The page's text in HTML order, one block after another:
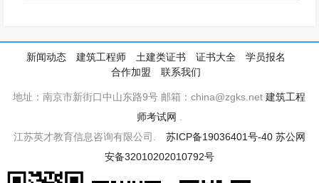
新闻动态 建筑工程师 土建类证书 证书大全
学员报名
合作加盟
联系我们
地址：南京市新街口中山东路9号 邮箱：china@zgks.net建筑工程
师考试网
江苏英才教育信息咨询有限公司. 苏ICP备19036401号-40 苏公网
安备32010202010792号